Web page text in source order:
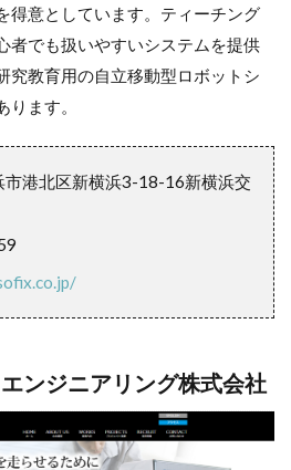
得意としています。ティーチング
者でも扱いやすいシステムを提供
究教育用の自立移動型ロボットシ
ます。
市港北区新横浜3-18-16新横浜交
ンジニアリング株式会社